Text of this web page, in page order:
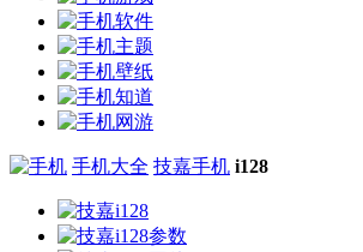
手机大全 技嘉手机 i128